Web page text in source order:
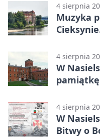
4 sierpnia
Muzyka
4 sierpnia
W
4 sierpnia
W
Bitwy o